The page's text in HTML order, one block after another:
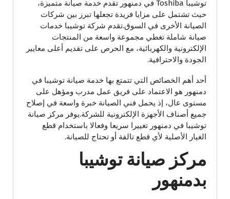
توشيبا Toshiba في دمنهور تقدم خدمة صيانة متميزة،
حيث تشتمل على مزايا فريدة تجعلها تبرز بين شركات
الصيانة الأخرى في السوق.تقدم شركة توشيبا خدمات
صيانة شاملة تغطي مجموعة واسعة من المنتجات
الإلكترونية والكهربائية، مع الحرص على تقديم أعلى معايير
الجودة والاحترافية.
أحد أهم الخصائص التي تتمتع بها خدمة صيانة توشيبا في
دمنهور هو الاعتماد على فريق عمل مدرب ومؤهل على
مستوى عال، إذ يحمل فني الصيانة خبرة واسعة في إصلاح
جميع أصناف الأجهزة الإلكترونية للشركة.يوفر مركز صيانة
توشيبا في دمنهور تغييرا سريعا وفعالا باستخدام قطع
الغيار الأصلية لأي قطع تالفة أو تحتاج للصيانة.
مركز صيانة توشيبا
بدمنهور